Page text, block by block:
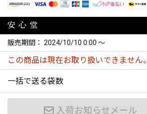
販売期間 2024/10/10 0:00 〜
この商品は現在お取り扱いできません。
一括で送る袋数